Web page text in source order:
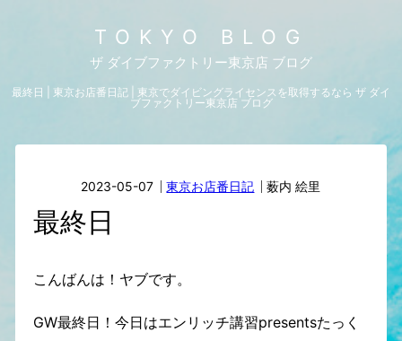
TOKYO BLOG
ザ ダイブファクトリー東京店 ブログ
最終日 | 東京お店番日記 | 東京でダイビングライセンスを取得するなら ザ ダイ
ブファクトリー東京店 ブログ
2023-05-07 東京お店番日記 薮内 絵里
最終日
こんばんは！ヤブです。
GW最終日！今日はエンリッチ講習presentsたっく